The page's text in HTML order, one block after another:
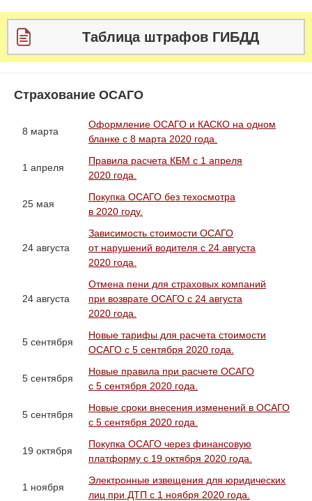
Таблица штрафов ГИБДД
Страхование ОСАГО
8 марта
Оформление ОСАГО и КАСКО на одном
бланке с 8 марта 2020 года.
1 апреля
Правила расчета КБМ с 1 апреля
2020 года.
25 мая
Покупка ОСАГО без техосмотра
в 2020 году.
24 августа
Зависимость стоимости ОСАГО
от нарушений водителя с 24 августа
2020 года.
24 августа
Отмена пени для страховых компаний
при возврате ОСАГО с 24 августа
2020 года.
5 сентября
Новые тарифы для расчета стоимости
ОСАГО с 5 сентября 2020 года.
5 сентября
Новые правила при расчете ОСАГО
с 5 сентября 2020 года.
5 сентября
Новые сроки внесения изменений в ОСАГО
с 5 сентября 2020 года.
19 октября
Покупка ОСАГО через финансовую
платформу с 19 октября 2020 года.
1 ноября
Электронные извещения для юридических
лиц при ДТП с 1 ноября 2020 года.